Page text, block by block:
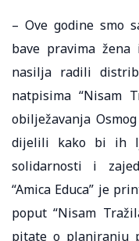
– Ove godine smo
bave pravima žena
nasilja radili
natpisima “Nisam
obilježavanja
dijelili kako bi ih
solidarnosti i
“Amica Educa” je
poput “Nisam
pitate o planiranju